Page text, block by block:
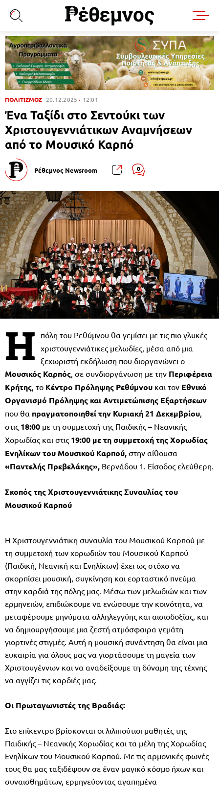
ΠΟΛΙΤΙΣΜΟΣ 20.12.2025 12:01
Ένα Ταξίδι στο Σεντούκι των
Χριστουγεννιάτικων Αναμνήσεων
από το Μουσικό Καρπό
Ρέθεμνος Newsroom 0
Η
πόλη του Ρεθύμνου θα γεμίσει με τις πιο γλυκές
χριστουγεννιάτικες μελωδίες, μέσα από μια
ξεχωριστή εκδήλωση που διοργανώνει ο
Μουσικός Καρπός , σε συνδιοργάνωση με την Περιφέρεια
Κρήτης , το Κέντρο Πρόληψης Ρεθύμνου και τον Εθνικό
Οργανισμό Πρόληψης και Αντιμετώπισης Εξαρτήσεων
που θα πραγματοποιηθεί την Κυριακή 21 Δεκεμβρίου
στις 18:00 με τη συμμετοχή της Παιδικής – Νεανικής
Χορωδίας και στις 19:00 με τη συμμετοχή της Χορωδίας
Ενηλίκων του Μουσικού Καρπού, στην αίθουσα
«Παντελής Πρεβελάκης», Βερνάδου 1. Είσοδος ελεύθερη.
Σκοπός της Χριστουγεννιάτικης Συναυλίας του
Μουσικού Καρπού
Η Χριστουγεννιάτικη συναυλία του Μουσικού Καρπού με
τη συμμετοχή των χορωδιών του Μουσικού Καρπού
(Παιδική, Νεανική και Ενηλίκων) έχει ως στόχο να
σκορπίσει μουσική, συγκίνηση και εορταστικό πνεύμα
στην καρδιά της πόλης μας. Μέσω των μελωδιών και των
ερμηνειών, επιδιώκουμε να ενώσουμε την κοινότητα, να
μεταφέρουμε μηνύματα αλληλεγγύης και αισιοδοξίας, και
να δημιουργήσουμε μια ζεστή ατμόσφαιρα γεμάτη
γιορτινές στιγμές. Αυτή η μουσική συνάντηση θα είναι μια
ευκαιρία για όλους μας να γιορτάσουμε τη μαγεία των
Χριστουγέννων και να αναδείξουμε τη δύναμη της τέχνης
να αγγίζει τις καρδιές μας.
Οι Πρωταγωνιστές της Βραδιάς:
Στο επίκεντρο βρίσκονται οι λιλιπούτιοι μαθητές της
Παιδικής – Νεανικής Χορωδίας και τα μέλη της Χορωδίας
Ενηλίκων του Μουσικού Καρπού. Με τις αρμονικές φωνές
τους θα μας ταξιδέψουν σε έναν μαγικό κόσμο ήχων και
συναισθημάτων, ερμηνεύοντας αγαπημένα